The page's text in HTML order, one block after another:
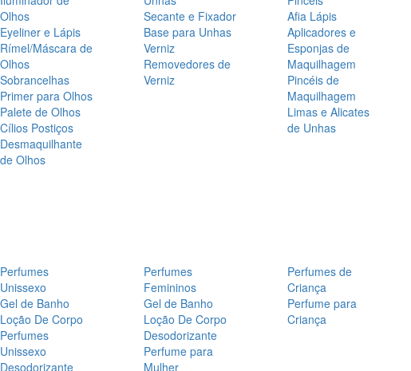
Olhos
Eyeliner e Lápis
Rímel/Máscara de
Olhos
Sobrancelhas
Primer para Olhos
Palete de Olhos
Cílios Postiços
Desmaquilhante
de Olhos
Secante e Fixador
Base para Unhas
Verniz
Removedores de
Verniz
Afia Lápis
Aplicadores e
Esponjas de
Maquilhagem
Pincéis de
Maquilhagem
Limas e Alicates
de Unhas
Perfumes
Unissexo
Gel de Banho
Loção De Corpo
Perfumes
Unissexo
Desodorizante
Perfumes
Femininos
Gel de Banho
Loção De Corpo
Desodorizante
Perfume para
Mulher
Perfumes de
Criança
Perfume para
Criança